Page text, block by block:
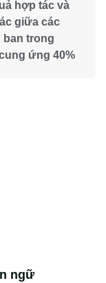
hợp tác và
giữa các
ban trong
ứng 40%
ngữ